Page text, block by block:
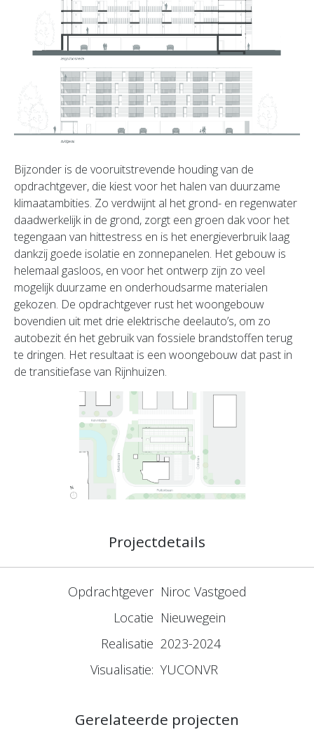
Bijzonder is de vooruitstrevende houding van de
opdrachtgever, die kiest voor het halen van duurzame
klimaatambities. Zo verdwijnt al het grond- en regenwater
daadwerkelijk in de grond, zorgt een groen dak voor het
tegengaan van hittestress en is het energieverbruik laag
dankzij goede isolatie en zonnepanelen. Het gebouw is
helemaal gasloos, en voor het ontwerp zijn zo veel
mogelijk duurzame en onderhoudsarme materialen
gekozen. De opdrachtgever rust het woongebouw
bovendien uit met drie elektrische deelauto’s, om zo
autobezit én het gebruik van fossiele brandstoffen terug
te dringen. Het resultaat is een woongebouw dat past in
de transitiefase van Rijnhuizen.
Projectdetails
Opdrachtgever Niroc Vastgoed
Locatie Nieuwegein
Realisatie 2023-2024
Visualisatie: YUCONVR
Gerelateerde projecten